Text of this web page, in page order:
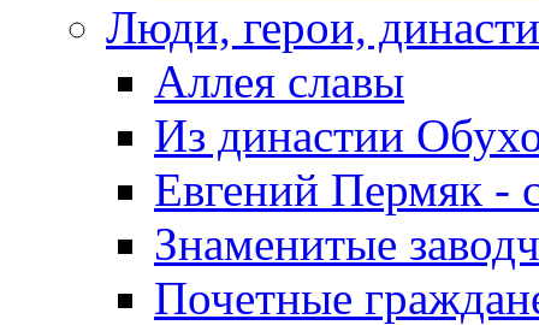
Люди, герои,
Аллея славы
Из династии
Евгений Пермяк -
Знаменитые
Почетные